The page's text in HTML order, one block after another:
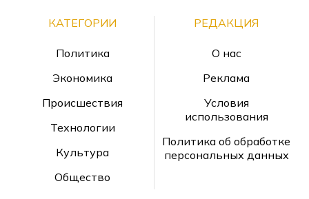
КАТЕГОРИИ
Политика
Экономика
Происшествия
Технологии
Культура
Общество
РЕДАКЦИЯ
О нас
Реклама
Условия
использования
Политика об обработке
персональных данных